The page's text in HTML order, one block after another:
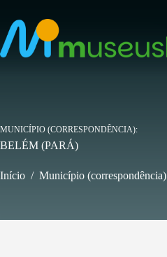
para
conteúdo
MUNICÍPIO (CORRESPONDÊNCIA)
BELÉM (PARÁ)
Início / Município (correspondência)